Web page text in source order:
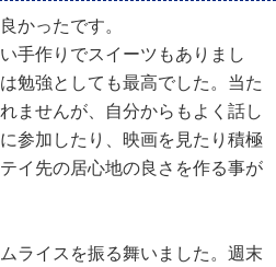
かったです。
手作りでスイーツもありまし
勉強としても最高でした。当た
ませんが、自分からもよく話し
参加したり、映画を見たり積極
イ先の居心地の良さを作る事が
ライスを振る舞いました。週末